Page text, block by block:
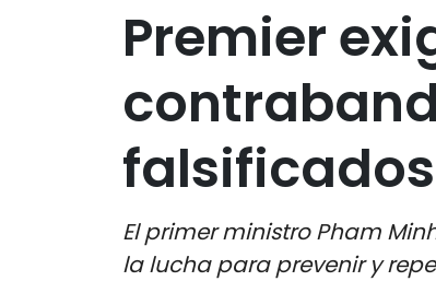
Premier
falsificados
El primer ministro Pham
la lucha para prevenir y